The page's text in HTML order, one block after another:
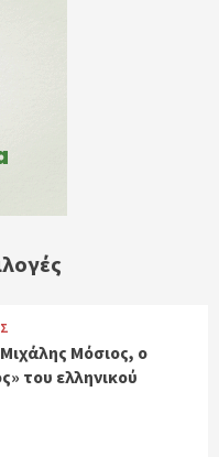
Μόσιος, ο
του ελληνικού